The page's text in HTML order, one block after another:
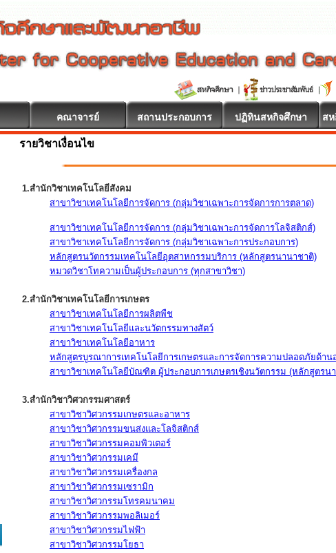
คณาจารย์ สถานประกอบการ ปฏิทินสหกิจศึกษา ส
รายวิชาเงื่อนไข
1.สำนักวิชาเทคโนโลยีสังคม
สาขาวิชาเทคโนโลยีการจัดการ (กลุ่มวิชาเฉพาะการจัดการการตลาด)
สาขาวิชาเทคโนโลยีการจัดการ (กลุ่มวิชาเฉพาะการจัดการโลจิสติกส์)
สาขาวิชาเทคโนโลยีการจัดการ (กลุ่มวิชาเฉพาะการประกอบการ)
หลักสูตรนวัตกรรมเทคโนโลยีอุตสาหกรรมบริการ (หลักสูตรนานาชาติ)
หมวดวิชาโทความเป็นผู้ประกอบการ (ทุกสาขาวิชา)
2.สำนักวิชาเทคโนโลยีการเกษตร
สาขาวิชาเทคโนโลยีการผลิตพืช
สาขาวิชาเทคโนโลยีและนวัตกรรมทางสัตว์
สาขาวิชาเทคโนโลยีอาหาร
หลักสูตรบูรณาการเทคโนโลยีการเกษตรและการจัดการความปลอดภัยด้า
สาขาวิชาเทคโนโลยีบัณฑิต ผู้ประกอบการเกษตรเชิงนวัตกรรม (หลักสูตรน
3.สำนักวิชาวิศวกรรมศาสตร์
สาขาวิชาวิศวกรรมเกษตรและอาหาร
สาขาวิชาวิศวกรรมขนส่งและโลจิสติกส์
สาขาวิชาวิศวกรรมคอมพิวเตอร์
สาขาวิชาวิศวกรรมเคมี
สาขาวิชาวิศวกรรมเครื่องกล
สาขาวิชาวิศวกรรมเซรามิก
สาขาวิชาวิศวกรรมโทรคมนาคม
สาขาวิชาวิศวกรรมพอลิเมอร์
สาขาวิชาวิศวกรรมไฟฟ้า
สาขาวิชาวิศวกรรมโยธา